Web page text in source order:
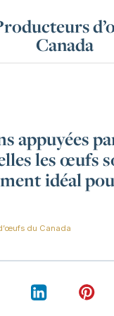
Canada
appuyées
les œufs
idéal
du Canada